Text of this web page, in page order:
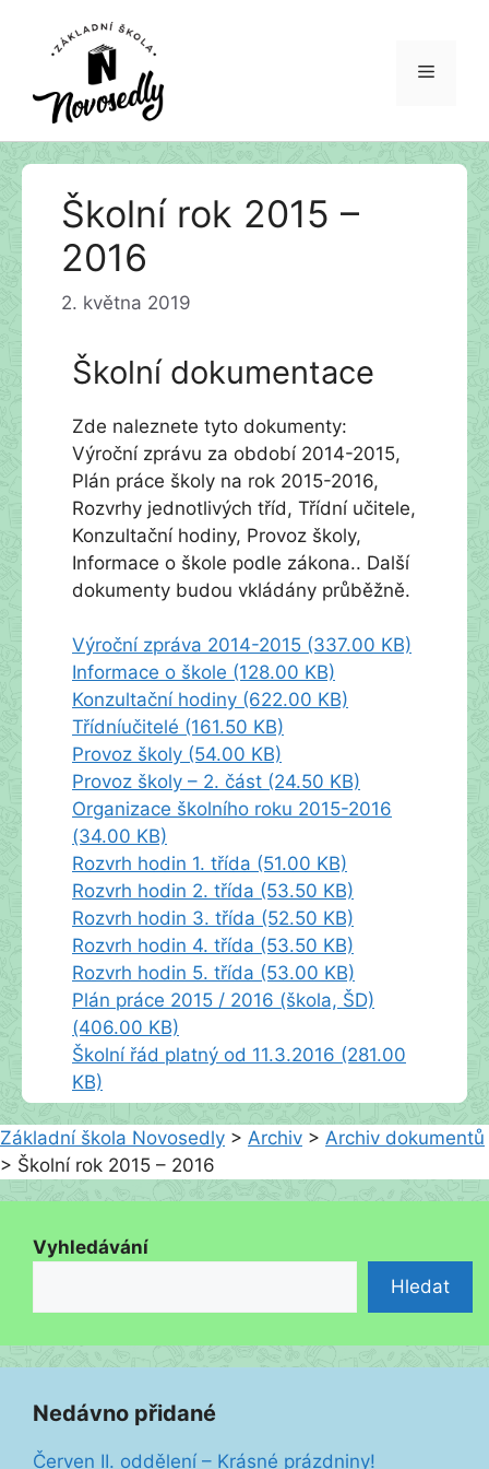
Přeskočit
Menu
Školní rok 2015 –
2016
2. května 2019
Školní dokumentace
Zde naleznete tyto dokumenty:
Výroční zprávu za období 2014-2015,
Plán práce školy na rok 2015-2016,
Rozvrhy jednotlivých tříd, Třídní učitele,
Konzultační hodiny, Provoz školy,
Informace o škole podle zákona.. Další
dokumenty budou vkládány průběžně.
Výroční zpráva 2014-2015 (337.00 KB)
Informace o škole (128.00 KB)
Konzultační hodiny (622.00 KB)
Třídníučitelé (161.50 KB)
Provoz školy (54.00 KB)
Provoz školy – 2. část (24.50 KB)
Organizace školního roku 2015-2016
(34.00 KB)
Rozvrh hodin 1. třída (51.00 KB)
Rozvrh hodin 2. třída (53.50 KB)
Rozvrh hodin 3. třída (52.50 KB)
Rozvrh hodin 4. třída (53.50 KB)
Rozvrh hodin 5. třída (53.00 KB)
Plán práce 2015 / 2016 (škola, ŠD)
(406.00 KB)
Školní řád platný od 11.3.2016 (281.00
KB)
Základní škola Novosedly > Archiv > Archiv dokumentů
> Školní rok 2015 – 2016
Vyhledávání
Hledat
Nedávno přidané
Červen II. oddělení – Krásné prázdniny!